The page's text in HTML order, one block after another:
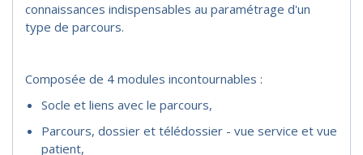
connaissances indispensables au paramétrage d'un
type de parcours.
Composée de 4 modules incontournables :
Socle et liens avec le parcours,
Parcours, dossier et télédossier - vue service et vue
patient,